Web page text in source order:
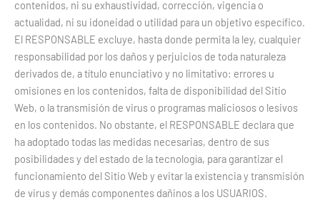
contenidos, ni su exhaustividad, corrección, vigencia o
actualidad, ni su idoneidad o utilidad para un objetivo específico.
El RESPONSABLE excluye, hasta donde permita la ley, cualquier
responsabilidad por los daños y perjuicios de toda naturaleza
derivados de, a título enunciativo y no limitativo: errores u
omisiones en los contenidos, falta de disponibilidad del Sitio
Web, o la transmisión de virus o programas maliciosos o lesivos
en los contenidos. No obstante, el RESPONSABLE declara que
ha adoptado todas las medidas necesarias, dentro de sus
posibilidades y del estado de la tecnología, para garantizar el
funcionamiento del Sitio Web y evitar la existencia y transmisión
de virus y demás componentes dañinos a los USUARIOS.